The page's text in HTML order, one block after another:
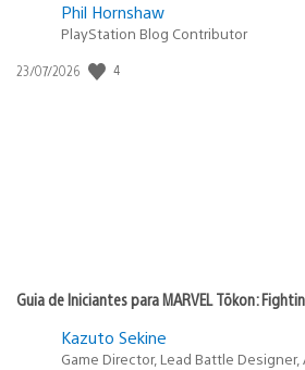
Phil Hornshaw
PlayStation Blog Contributor
Data
23/07/2026 4
Guia de Iniciantes para MARVEL Tōkon:
Kazuto Sekine
Game Director, Lead Battle Designer,